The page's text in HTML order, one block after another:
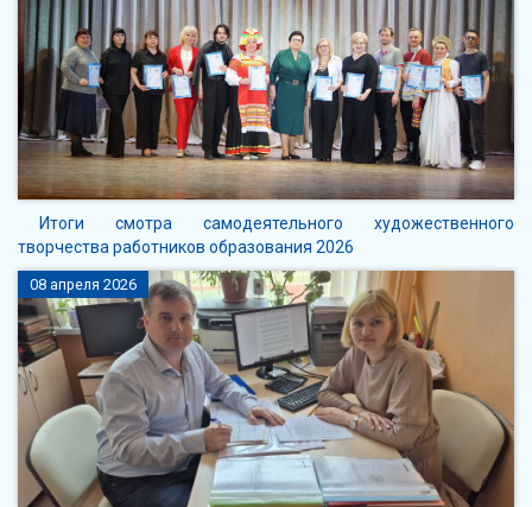
Итоги смотра самодеятельного художественного
творчества работников образования 2026
08 апреля 2026